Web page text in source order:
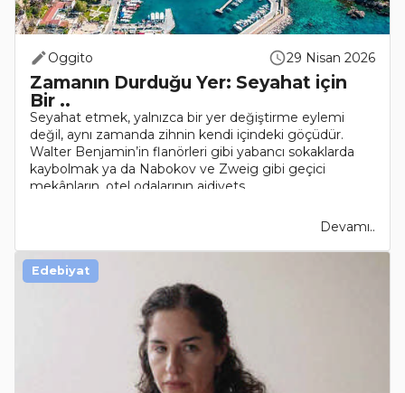
Oggito 29 Nisan 2026
Zamanın Durduğu Yer: Seyahat için
Bir ..
Seyahat etmek, yalnızca bir yer değiştirme eylemi
değil, aynı zamanda zihnin kendi içindeki göçüdür.
Walter Benjamin’in flanörleri gibi yabancı sokaklarda
kaybolmak ya da Nabokov ve Zweig gibi geçici
mekânların, otel odalarının aidiyets..
Devamı..
Edebiyat